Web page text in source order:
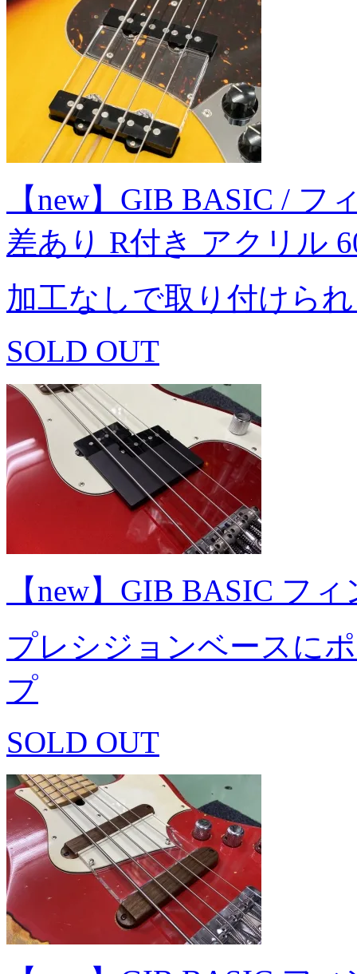
【new】GIB BASIC / フ
差あり R付き アクリル
加工なしで取り付けら
SOLD OUT
【new】GIB BASIC フ
プレシジョンベースに
プ
SOLD OUT